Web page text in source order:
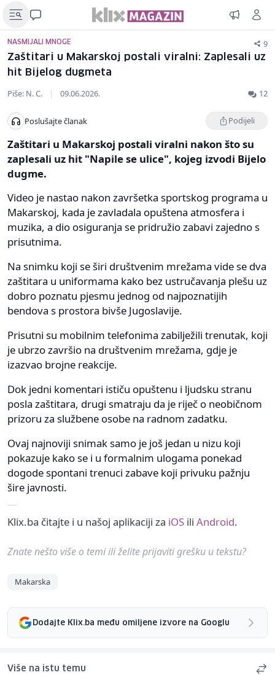
NASMIJALI MNOGE 9
Zaštitari u Makarskoj postali viralni: Zaplesali uz
hit Bijelog dugmeta
Piše: N. C. | 09.06.2026. 12
Poslušajte članak Podijeli
Zaštitari u Makarskoj postali viralni nakon što su
zaplesali uz hit "Napile se ulice", kojeg izvodi Bijelo
dugme.
Video je nastao nakon završetka sportskog programa u
Makarskoj, kada je zavladala opuštena atmosfera i
muzika, a dio osiguranja se pridružio zabavi zajedno s
prisutnima.
Na snimku koji se širi društvenim mrežama vide se dva
zaštitara u uniformama kako bez ustručavanja plešu uz
dobro poznatu pjesmu jednog od najpoznatijih
bendova s prostora bivše Jugoslavije.
Prisutni su mobilnim telefonima zabilježili trenutak, koji
je ubrzo završio na društvenim mrežama, gdje je
izazvao brojne reakcije.
Dok jedni komentari ističu opuštenu i ljudsku stranu
posla zaštitara, drugi smatraju da je riječ o neobičnom
prizoru za službene osobe na radnom zadatku.
Ovaj najnoviji snimak samo je još jedan u nizu koji
pokazuje kako se i u formalnim ulogama ponekad
dogode spontani trenuci zabave koji privuku pažnju
šire javnosti.
Klix.ba čitajte i u našoj aplikaciji za iOS ili Android.
Znate nešto više o temi ili želite prijaviti grešku u tekstu?
Makarska
Dodajte Klix.ba među omiljene izvore na Googlu
Više na istu temu